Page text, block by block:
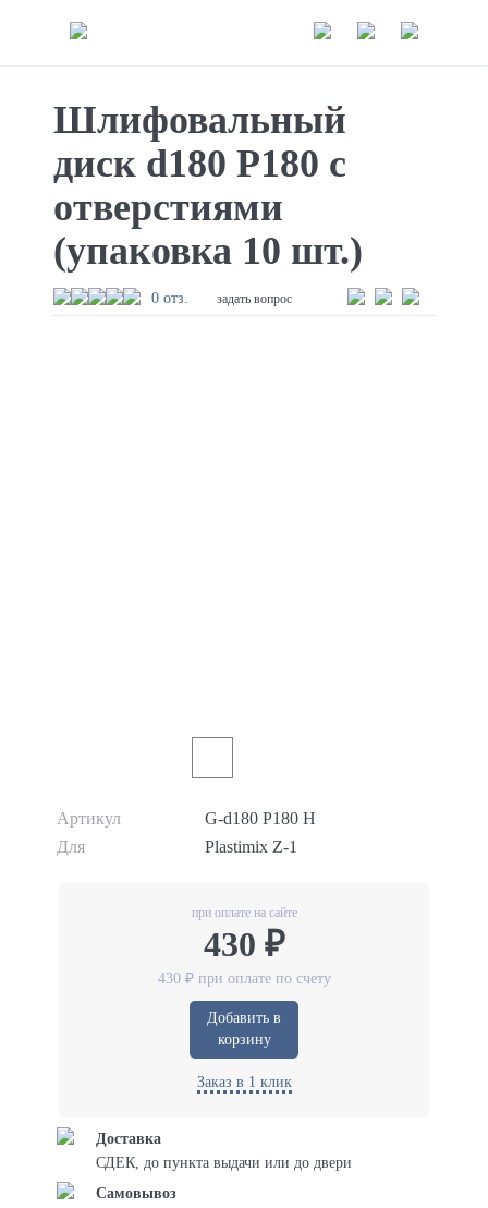
Шлифовальный
диск d180 P180 с
отверстиями
(упаковка 10 шт.)
0 отз. задать вопрос
Артикул
G-d180 P180 H
Для
Plastimix Z-1
при оплате на сайте
430 ₽
430 ₽ при оплате по счету
Добавить в
корзину
Заказ в 1 клик
Доставка
СДЕК, до пункта выдачи или до двери
Самовывоз